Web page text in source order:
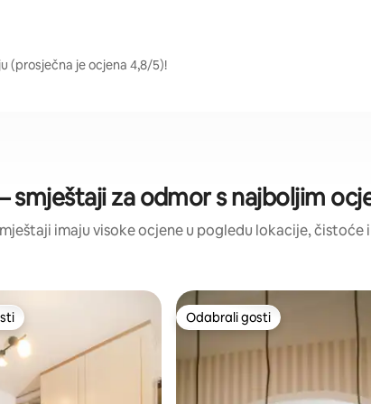
(prosječna je ocjena 4,8/5)!
smještaji za odmor s najboljim
imaju visoke ocjene u pogledu lokacije, čistoće
s oznakom „Odabrali gosti”
Odabrali gosti
Odabrali gosti